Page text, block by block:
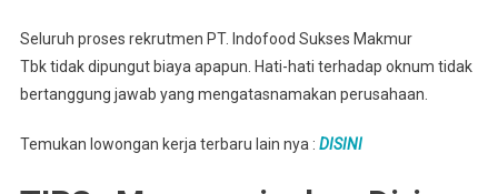
Seluruh proses rekrutmen PT. Indofood Sukses Makmur
Tbk tidak dipungut biaya apapun. Hati-hati terhadap oknum tidak
bertanggung jawab yang mengatasnamakan perusahaan.
Temukan lowongan kerja terbaru lain nya : DISINI